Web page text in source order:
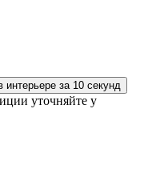
интерьере за 10 секунд
уточняйте у